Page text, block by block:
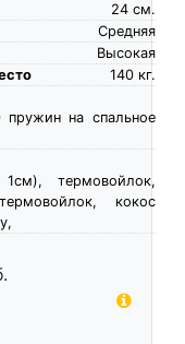
см.
24
Средняя
Высокая
кг.
140
пружин на спальное
термовойлок,
кокос